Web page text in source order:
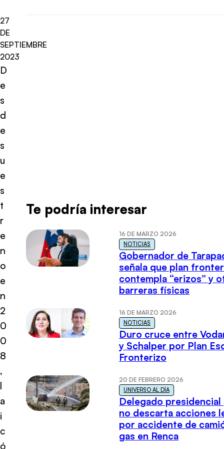
27
DE
SEPTIEMBRE
2023
D
e
s
d
e
s
u
e
s
t
r
e
n
o
e
n
2
0
0
8
,
l
a
i
c
ó
Te podría interesar
16 DE MARZO 2026
NOTICIAS
Gobernador de
señala que plan
contempla “erizos” y
barreras físicas
16 DE MARZO 2026
NOTICIAS
Duro cruce entre
y Schalper por Plan
Fronterizo
20 DE FEBRERO 2026
UNIVERSO AL DÍA
Delegado presidencial
no descarta acciones
por accidente de
gas en Renca